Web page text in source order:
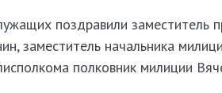
поздравили заместитель
заместитель начальника
полковник милиции